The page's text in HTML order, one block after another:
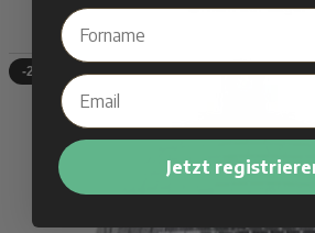
Nicht auf Lager
-24%
Jetzt